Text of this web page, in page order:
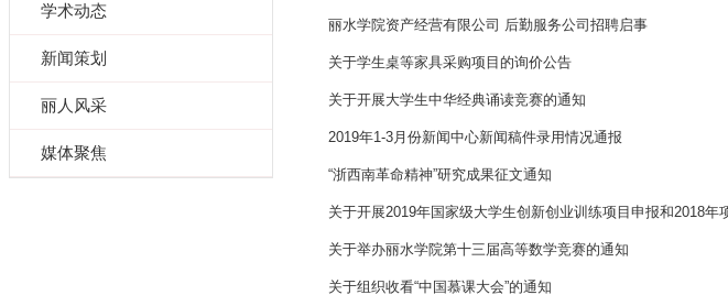
学术动态
新闻策划
丽人风采
媒体聚焦
丽水学院资产经营有限公司 后勤服务公司招聘启事
关于学生桌等家具采购项目的询价公告
关于开展大学生中华经典诵读竞赛的通知
2019年1-3月份新闻中心新闻稿件录用情况通报
“浙西南革命精神”研究成果征文通知
关于开展2019年国家级大学生创新创业训练项目申报和2018年
关于举办丽水学院第十三届高等数学竞赛的通知
关于组织收看“中国慕课大会”的通知